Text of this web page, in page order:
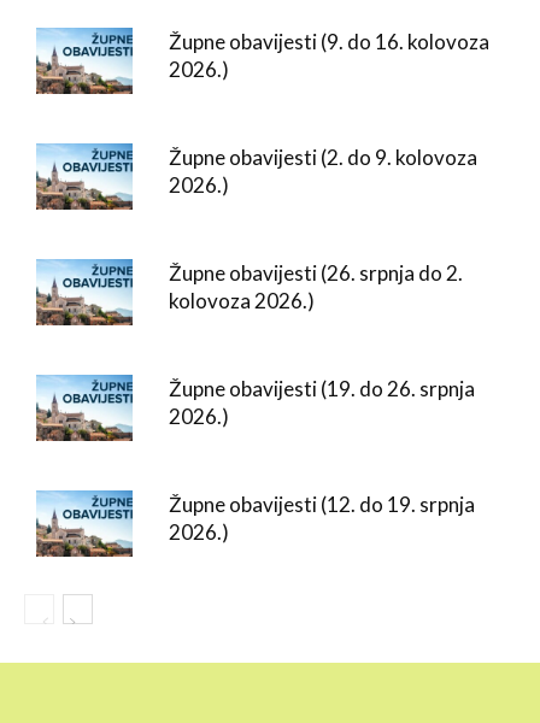
Župne obavijesti (9. do 16. kolovoza
2026.)
Župne obavijesti (2. do 9. kolovoza
2026.)
Župne obavijesti (26. srpnja do 2.
kolovoza 2026.)
Župne obavijesti (19. do 26. srpnja
2026.)
Župne obavijesti (12. do 19. srpnja
2026.)